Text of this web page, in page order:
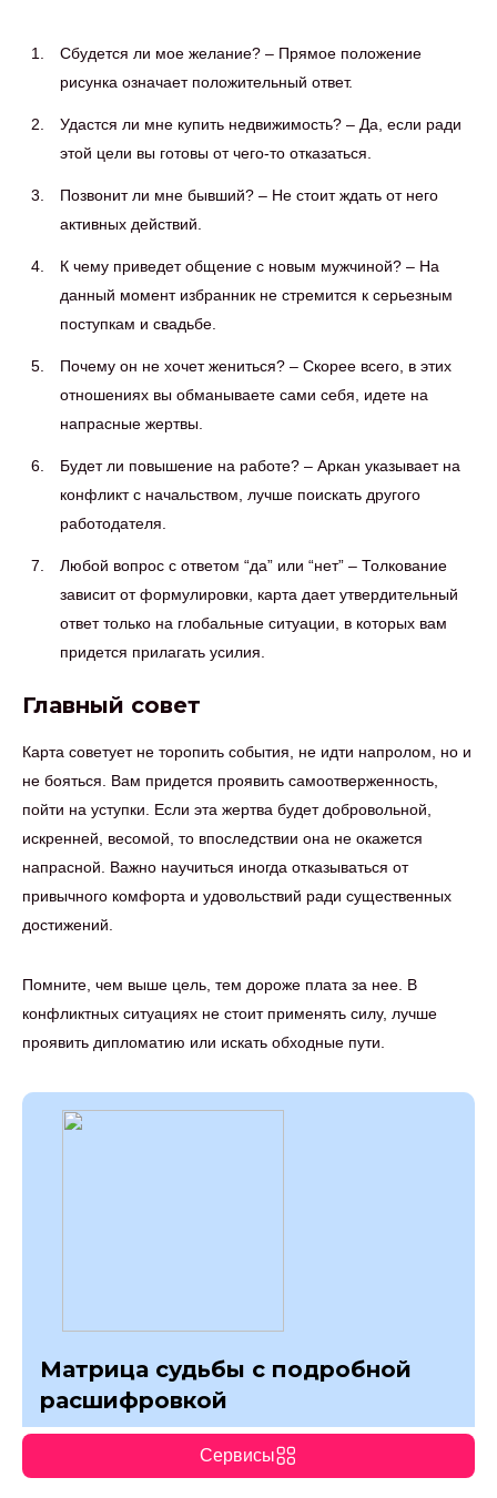
Сервисы
Сбудется ли мое желание? – Прямое положение
рисунка означает положительный ответ.
Удастся ли мне купить недвижимость? – Да, если ради
этой цели вы готовы от чего-то отказаться.
Позвонит ли мне бывший? – Не стоит ждать от него
активных действий.
К чему приведет общение с новым мужчиной? – На
данный момент избранник не стремится к серьезным
поступкам и свадьбе.
Почему он не хочет жениться? – Скорее всего, в этих
отношениях вы обманываете сами себя, идете на
напрасные жертвы.
Будет ли повышение на работе? – Аркан указывает на
конфликт с начальством, лучше поискать другого
работодателя.
Любой вопрос с ответом “да” или “нет” – Толкование
зависит от формулировки, карта дает утвердительный
ответ только на глобальные ситуации, в которых вам
придется прилагать усилия.
Главный совет
Карта советует не торопить события, не идти напролом, но и
не бояться. Вам придется проявить самоотверженность,
пойти на уступки. Если эта жертва будет добровольной,
искренней, весомой, то впоследствии она не окажется
напрасной. Важно научиться иногда отказываться от
привычного комфорта и удовольствий ради существенных
достижений.
Помните, чем выше цель, тем дороже плата за нее. В
конфликтных ситуациях не стоит применять силу, лучше
проявить дипломатию или искать обходные пути.
Матрица судьбы с подробной
расшифровкой
Онлайн-калькулятор Матрицы судьбы.
Автоматический расчет Матрицы судьбы по дате